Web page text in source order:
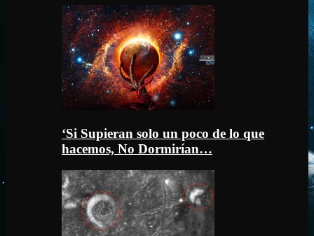
‘Si Supieran solo un poco de lo que
hacemos, No Dormirían…